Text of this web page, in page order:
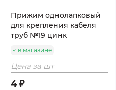
Прижим однолапковый
для крепления кабеля
труб №19 цинк
в магазине
Цена за шт
4 ₽